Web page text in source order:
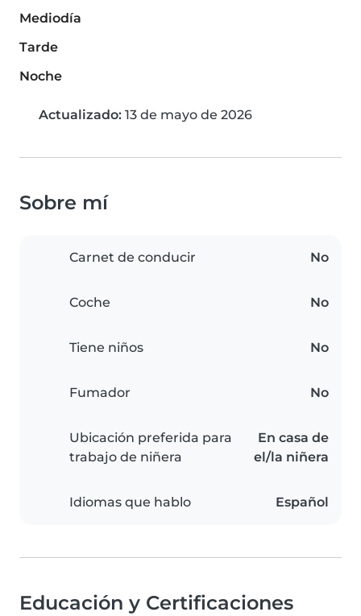
Mediodía
Tarde
Noche
Actualizado: 13 de mayo de 2026
Sobre mí
Carnet de conducir No
Coche No
Tiene niños No
Fumador No
Ubicación preferida para
trabajo de niñera
En casa de
el/la niñera
Idiomas que hablo Español
Educación y Certificaciones